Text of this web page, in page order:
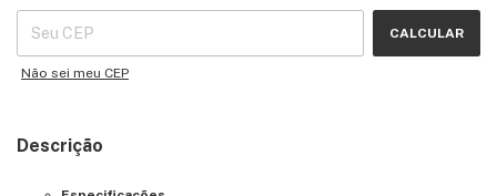
CALCULAR
Não sei meu CEP
Descrição